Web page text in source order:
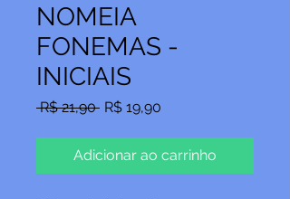
NOMEIA
FONEMAS -
INICIAIS
R$ 21,90 Preço
R$ 19,90
Adicionar ao carrinho